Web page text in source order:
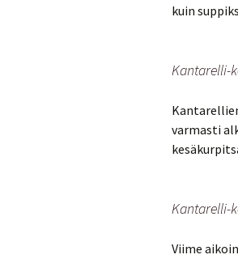
kuin
Kantarelli-
varmasti
Kantarelli-
Viime